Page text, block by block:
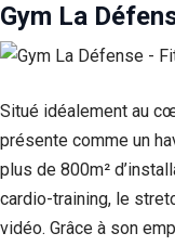
Gym La
Situé idéalement au
présente comme un
plus de 800m²
cardio-training, le
vidéo. Grâce à son